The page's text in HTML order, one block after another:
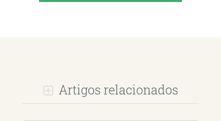
Artigos relacionados